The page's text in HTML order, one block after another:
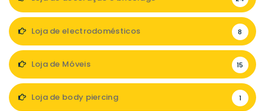
Loja de electrodomésticos 8
Loja de Móveis 15
Loja de body piercing 1